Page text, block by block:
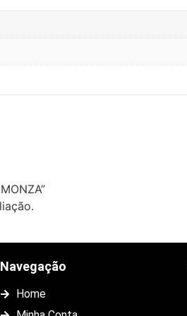
Navegação
Home